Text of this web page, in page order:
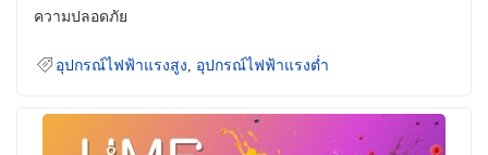
ความปลอดภัย
อุปกรณ์ไฟฟ้าแรงสูง อุปกรณ์ไฟฟ้าแรงต่ำ